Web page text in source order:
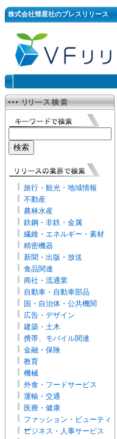
株式会社彗星社のプレスリリース
旅行・観光・地域情報
不動産
農林水産
鉄鋼・非鉄・金属
繊維・エネルギー・素材
精密機器
新聞・出版・放送
食品関連
商社・流通業
自動車・自動車部品
国・自治体・公共機関
広告・デザイン
建築・土木
携帯、モバイル関連
金融・保険
教育
機械
外食・フードサービス
運輸・交通
医療・健康
ファッション・ビューティ
ー
ビジネス・人事サービス